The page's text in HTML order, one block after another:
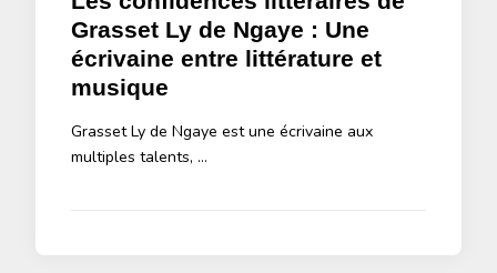
Grasset Ly de Ngaye : Une
écrivaine entre littérature et
musique
Grasset Ly de Ngaye est une écrivaine aux
multiples talents, …